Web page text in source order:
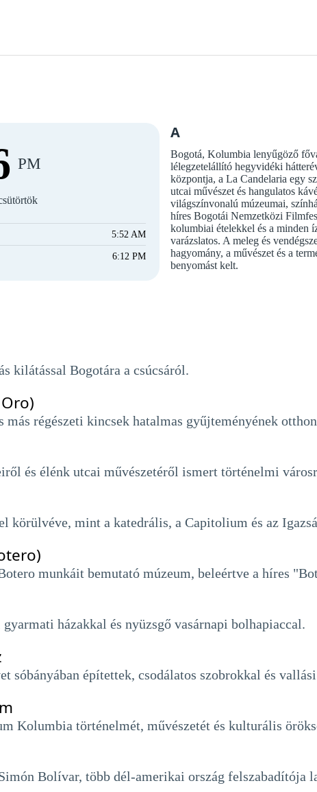
PM
5:52 AM
6:12 PM
A
Bogotá, Kolumbia lenyűgöző
lélegzetelállító hegyvidéki
központja, a La Candelaria egy
utcai művészet és hangulatos
világszínvonalú múzeumai,
híres Bogotái Nemzetközi
kolumbiai ételekkel és a minden
varázslatos. A meleg és
hagyomány, a művészet és a
benyomást kelt.
kilátással Bogotára a csúcsáról.
régészeti kincsek hatalmas gyűjteményének
és élénk utcai művészetéről ismert történelmi
körülvéve, mint a katedrális, a Capitolium és az
munkáit bemutató múzeum, beleértve a híres
házakkal és nyüzsgő vasárnapi bolhapiaccal.
sóbányában építettek, csodálatos szobrokkal és
Kolumbia történelmét, művészetét és kulturális
Bolívar, több dél-amerikai ország felszabadítója